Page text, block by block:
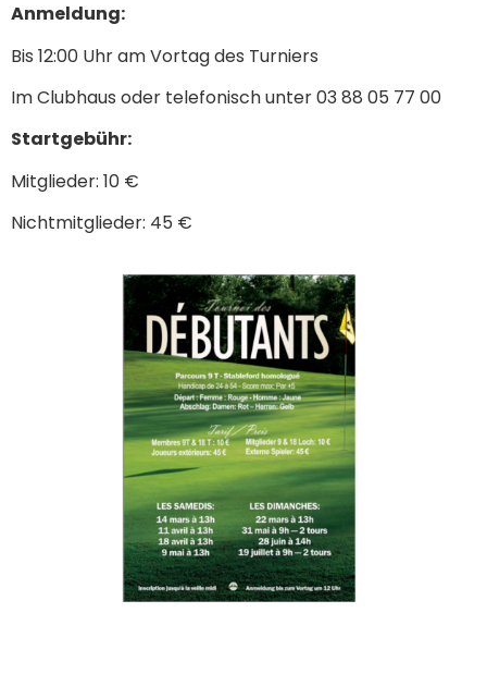
Anmeldung:
Bis 12:00 Uhr am Vortag des Turniers
Im Clubhaus oder telefonisch unter 03 88 05 77 00
Startgebühr:
Mitglieder: 10 €
Nichtmitglieder: 45 €